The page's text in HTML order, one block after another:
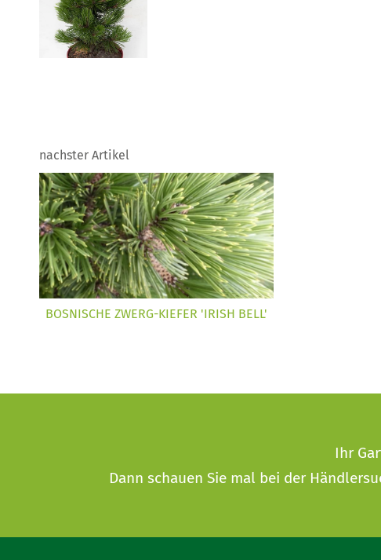
nachster Artikel
BOSNISCHE ZWERG-KIEFER 'IRISH BELL'
Ihr
Dann schauen Sie mal bei der